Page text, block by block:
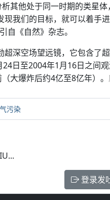
其他处于同一时期的类星
现我们的目标，就可以着手
《自然》杂志。
超深空场望远镜，它包含
日至2004年1月16日之间
大爆炸后约4亿至8亿年）。
污染
登录发